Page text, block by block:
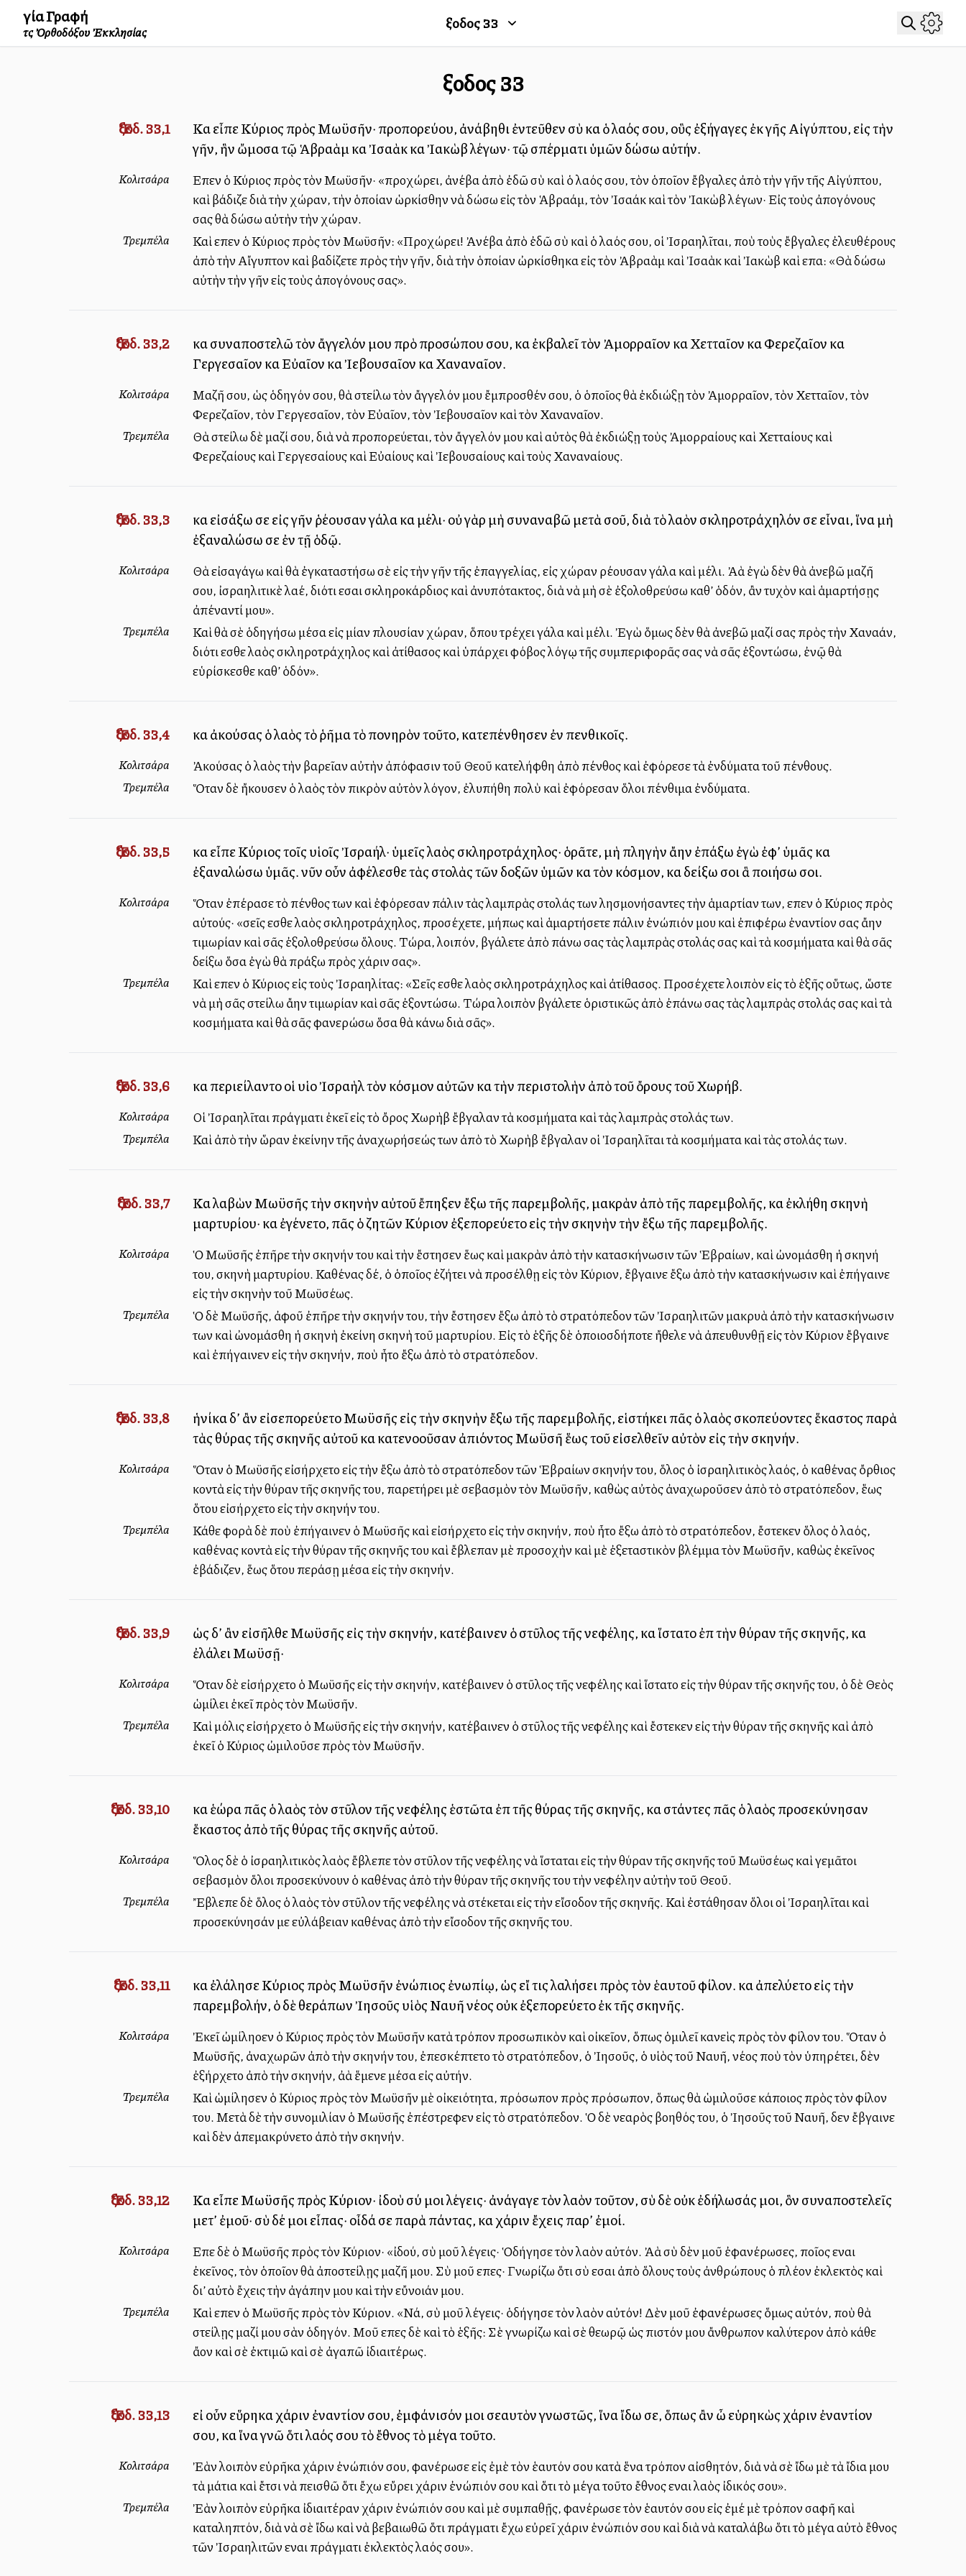
Ἁγία Γραφή
τῆς Ὀρθοδόξου Ἐκκλησίας Ἔξοδος 33
Ἔξοδος33
Ἔξοδ. 33,1
Καὶ εἶπε Κύριος πρὸς Μωϋσῆν· προπορεύου, ἀνάβηθι ἐντεῦθεν σὺ καὶ ὁ λαός σου, οὓς ἐξήγαγες ἐκ γῆς Αἰγύπτου, εἰς τὴν
γῆν, ἣν ὤμοσα τῷ Ἁβραὰμ καὶ Ἰσαὰκ καὶ Ἰακὼβ λέγων· τῷ σπέρματι ὑμῶν δώσω αὐτήν.
Κολιτσάρα
Εἶπεν ὁ Κύριος πρὸς τὸν Μωϋσῆν· «προχώρει, ἀνέβα ἀπὸ ἐδῶ σὺ καὶ ὁ λαός σου, τὸν ὁποῖον ἔβγαλες ἀπὸ τὴν γῆν τῆς Αἰγύπτου,
καὶ βάδιζε διὰ τὴν χώραν, τὴν ὁποίαν ὡρκίσθην νὰ δώσω εἰς τὸν Ἁβραάμ, τὸν Ἰσαάκ καὶ τὸν Ἰακὼβ λέγων· Εἰς τοὺς ἀπογόνους
σας θὰ δώσω αὐτὴν τὴν χώραν.
Τρεμπέλα
Καὶ εἶπεν ὁ Κύριος πρὸς τὸν Μωϋσῆν: «Προχώρει! Ἀνέβα ἀπὸ ἐδῶ σὺ καὶ ὁ λαός σου, οἱ Ἰσραηλῖται, ποὺ τοὺς ἔβγαλες ἐλευθέρους
ἀπὸ τὴν Αἴγυπτον καὶ βαδίζετε πρὸς τὴν γῆν, διὰ τὴν ὁποίαν ὠρκίσθηκα εἰς τὸν Ἀβραὰμ καὶ Ἰσαὰκ καὶ Ἰακὼβ καὶ εἶπα: «Θὰ δώσω
αὐτὴν τὴν γῆν εἰς τοὺς ἀπογόνους σας».
Ἔξοδ. 33,2
καὶ συναποστελῶ τὸν ἄγγελόν μου πρὸ προσώπου σου, καὶ ἐκβαλεῖ τὸν Ἀμορραῖον καὶ Χετταῖον καὶ Φερεζαῖον καὶ
Γεργεσαῖον καὶ Εὐαῖον καὶ Ἰεβουσαῖον καὶ Χαναναῖον.
Κολιτσάρα
Μαζῆ σου, ὡς ὁδηγόν σου, θὰ στείλω τὸν ἄγγελόν μου ἔμπροσθέν σου, ὁ ὁποῖος θὰ ἐκδιώξῃ τὸν Ἀμορραῖον, τὸν Χετταῖον, τὸν
Φερεζαῖον, τὸν Γεργεσαῖον, τὸν Εὐαῖον, τὸν Ἰεβουσαῖον καὶ τὸν Χαναναῖον.
Τρεμπέλα
Θὰ στείλω δὲ μαζί σου, διὰ νὰ προπορεύεται, τὸν ἄγγελόν μου καὶ αὐτὸς θὰ ἐκδιώξῃ τοὺς Ἀμορραίους καὶ Χετταίους καὶ
Φερεζαίους καὶ Γεργεσαίους καὶ Εὐαίους καὶ Ἰεβουσαίους καὶ τοὺς Χαναναίους.
Ἔξοδ. 33,3
καὶ εἰσάξω σε εἰς γῆν ῥέουσαν γάλα καὶ μέλι· οὐ γὰρ μὴ συναναβῶ μετὰ σοῦ, διὰ τὸ λαὸν σκληροτράχηλόν σε εἶναι, ἵνα μὴ
ἐξαναλώσω σε ἐν τῇ ὁδῷ.
Κολιτσάρα
Θὰ εἰσαγάγω καὶ θὰ ἐγκαταστήσω σὲ εἰς τὴν γῆν τῆς ἐπαγγελίας, εἰς χώραν ρέουσαν γάλα καὶ μέλι. Ἀλλὰ ἐγὼ δὲν θὰ ἀνεβῶ μαζῆ
σου, ἰσραηλιτικὲ λαέ, διότι εἶσαι σκληροκάρδιος καὶ ἀνυπότακτος, διὰ νὰ μὴ σὲ ἐξολοθρεύσω καθ’ ὁδόν, ἂν τυχὸν καὶ ἁμαρτήσῃς
ἀπέναντί μου».
Τρεμπέλα
Καὶ θὰ σὲ ὁδηγήσω μέσα εἰς μίαν πλουσίαν χώραν, ὅπου τρέχει γάλα καὶ μέλι. Ἐγὼ ὅμως δὲν θὰ ἀνεβῶ μαζί σας πρὸς τὴν Χαναάν,
διότι εἶσθε λαὸς σκληροτράχηλος καὶ ἀτίθασος καὶ ὑπάρχει φόβος λόγῳ τῆς συμπεριφορᾶς σας νὰ σᾶς ἐξοντώσω, ἐνῷ θὰ
εὑρίσκεσθε καθ’ ὁδόν».
Ἔξοδ. 33,4 καὶ ἀκούσας ὁ λαὸς τὸ ῥῆμα τὸ πονηρὸν τοῦτο, κατεπένθησεν ἐν πενθικοῖς.
Κολιτσάρα Ἀκούσας ὁ λαὸς τὴν βαρεῖαν αὐτὴν ἀπόφασιν τοῦ Θεοῦ κατελήφθη ἀπὸ πένθος καὶ ἐφόρεσε τὰ ἐνδύματα τοῦ πένθους.
Τρεμπέλα Ὅταν δὲ ἤκουσεν ὁ λαὸς τὸν πικρὸν αὐτὸν λόγον, ἐλυπήθη πολὺ καὶ ἐφόρεσαν ὅλοι πένθιμα ἐνδύματα.
Ἔξοδ. 33,5
καὶ εἶπε Κύριος τοῖς υἱοῖς Ἰσραήλ· ὑμεῖς λαὸς σκληροτράχηλος· ὁρᾶτε, μὴ πληγὴν ἄλλην ἐπάξω ἐγὼ ἐφ’ ὑμᾶς καὶ
ἐξαναλώσω ὑμᾶς. νῦν οὖν ἀφέλεσθε τὰς στολὰς τῶν δοξῶν ὑμῶν καὶ τὸν κόσμον, καὶ δείξω σοι ἃ ποιήσω σοι.
Κολιτσάρα
Ὅταν ἐπέρασε τὸ πένθος των καὶ ἐφόρεσαν πάλιν τὰς λαμπρὰς στολάς των λησμονήσαντες τὴν ἁμαρτίαν των, εἶπεν ὁ Κύριος πρὸς
αὐτούς· «σεῖς εἶσθε λαὸς σκληροτράχηλος, προσέχετε, μήπως καὶ ἁμαρτήσετε πάλιν ἐνώπιόν μου καὶ ἐπιφέρω ἐναντίον σας ἄλλην
τιμωρίαν καὶ σᾶς ἐξολοθρεύσω ὅλους. Τώρα, λοιπόν, βγάλετε ἀπὸ πάνω σας τὰς λαμπρὰς στολάς σας καὶ τὰ κοσμήματα καὶ θὰ σᾶς
δείξω ὅσα ἐγὼ θὰ πράξω πρὸς χάριν σας».
Τρεμπέλα
Καὶ εἶπεν ὁ Κύριος εἰς τοὺς Ἰσραηλίτας: «Σεῖς εἶσθε λαὸς σκληροτράχηλος καὶ ἀτίθασος. Προσέχετε λοιπὸν εἰς τὸ ἑξῆς οὕτως, ὥστε
νὰ μὴ σᾶς στείλω ἄλλην τιμωρίαν καὶ σᾶς ἐξοντώσω. Τώρα λοιπὸν βγάλετε ὁριστικῶς ἀπὸ ἐπάνω σας τὰς λαμπρὰς στολάς σας καὶ τὰ
κοσμήματα καὶ θὰ σᾶς φανερώσω ὅσα θὰ κάνω διὰ σᾶς».
Ἔξοδ. 33,6 καὶ περιείλαντο οἱ υἱοὶ Ἰσραὴλ τὸν κόσμον αὐτῶν καὶ τὴν περιστολὴν ἀπὸ τοῦ ὄρους τοῦ Χωρήβ.
Κολιτσάρα Οἱ Ἰσραηλῖται πράγματι ἐκεῖ εἰς τὸ ὄρος Χωρὴβ ἔβγαλαν τὰ κοσμήματα καὶ τὰς λαμπρὰς στολάς των.
Τρεμπέλα Καὶ ἀπὸ τὴν ὥραν ἐκείνην τῆς ἀναχωρήσεώς των ἀπὸ τὸ Χωρὴβ ἔβγαλαν οἱ Ἰσραηλῖται τὰ κοσμήματα καὶ τὰς στολάς των.
Ἔξοδ. 33,7
Καὶ λαβὼν Μωϋσῆς τὴν σκηνὴν αὐτοῦ ἔπηξεν ἔξω τῆς παρεμβολῆς, μακρὰν ἀπὸ τῆς παρεμβολῆς, καὶ ἐκλήθη σκηνὴ
μαρτυρίου· καὶ ἐγένετο, πᾶς ὁ ζητῶν Κύριον ἐξεπορεύετο εἰς τὴν σκηνὴν τὴν ἔξω τῆς παρεμβολῆς.
Κολιτσάρα
Ὁ Μωϋσῆς ἐπῆρε τὴν σκηνήν του καὶ τὴν ἔστησεν ἕως καὶ μακρὰν ἀπὸ τὴν κατασκήνωσιν τῶν Ἑβραίων, καὶ ὠνομάσθη ἡ σκηνή
του, σκηνὴ μαρτυρίου. Καθένας δέ, ὁ ὁποῖος ἐζήτει νὰ προσέλθῃ εἰς τὸν Κύριον, ἔβγαινε ἔξω ἀπὸ τὴν κατασκήνωσιν καὶ ἐπήγαινε
εἰς τὴν σκηνὴν τοῦ Μωϋσέως.
Τρεμπέλα
Ὁ δὲ Μωϋσῆς, ἀφοῦ ἐπῆρε τὴν σκηνήν του, τὴν ἔστησεν ἔξω ἀπὸ τὸ στρατόπεδον τῶν Ἰσραηλιτῶν μακρυὰ ἀπὸ τὴν κατασκήνωσιν
των καὶ ὠνομάσθη ἡ σκηνὴ ἐκείνη σκηνὴ τοῦ μαρτυρίου. Εἰς τὸ ἑξῆς δὲ ὁποιοσδήποτε ἤθελε νὰ ἀπευθυνθῇ εἰς τὸν Κύριον ἔβγαινε
καὶ ἐπήγαινεν εἰς τὴν σκηνήν, ποὺ ἦτο ἔξω ἀπὸ τὸ στρατόπεδον.
Ἔξοδ. 33,8
ἡνίκα δ’ ἂν εἰσεπορεύετο Μωϋσῆς εἰς τὴν σκηνὴν ἔξω τῆς παρεμβολῆς, εἱστήκει πᾶς ὁ λαὸς σκοπεύοντες ἕκαστος παρὰ
τὰς θύρας τῆς σκηνῆς αὐτοῦ καὶ κατενοοῦσαν ἀπιόντος Μωϋσῆ ἕως τοῦ εἰσελθεῖν αὐτὸν εἰς τὴν σκηνήν.
Κολιτσάρα
Ὅταν ὁ Μωϋσῆς εἰσήρχετο εἰς τὴν ἔξω ἀπὸ τὸ στρατόπεδον τῶν Ἑβραίων σκηνήν του, ὅλος ὁ ἰσραηλιτικὸς λαός, ὁ καθένας ὄρθιος
κοντὰ εἰς τὴν θύραν τῆς σκηνῆς του, παρετήρει μὲ σεβασμὸν τὸν Μωϋσῆν, καθὼς αὐτὸς ἀναχωροῦσεν ἀπὸ τὸ στρατόπεδον, ἕως
ὅτου εἰσήρχετο εἰς τὴν σκηνήν του.
Τρεμπέλα
Κάθε φορὰ δὲ ποὺ ἐπήγαινεν ὁ Μωϋσῆς καὶ εἰσήρχετο εἰς τὴν σκηνήν, ποὺ ἦτο ἔξω ἀπὸ τὸ στρατόπεδον, ἔστεκεν ὅλος ὁ λαός,
καθένας κοντὰ εἰς τὴν θύραν τῆς σκηνῆς του καὶ ἔβλεπαν μὲ προσοχὴν καὶ μὲ ἐξεταστικὸν βλέμμα τὸν Μωϋσῆν, καθὼς ἐκεῖνος
ἐβάδιζεν, ἕως ὅτου περάσῃ μέσα εἰς τὴν σκηνήν.
Ἔξοδ. 33,9
ὡς δ’ ἂν εἰσῆλθε Μωϋσῆς εἰς τὴν σκηνήν, κατέβαινεν ὁ στῦλος τῆς νεφέλης, καὶ ἵστατο ἐπὶ τὴν θύραν τῆς σκηνῆς, καὶ
ἐλάλει Μωϋσῇ·
Κολιτσάρα
Ὅταν δὲ εἰσήρχετο ὁ Μωϋσῆς εἰς τὴν σκηνήν, κατέβαινεν ὁ στῦλος τῆς νεφέλης καὶ ἵστατο εἰς τὴν θύραν τῆς σκηνῆς του, ὁ δὲ Θεὸς
ὡμίλει ἐκεῖ πρὸς τὸν Μωϋσῆν.
Τρεμπέλα
Καὶ μόλις εἰσήρχετο ὁ Μωϋσῆς εἰς τὴν σκηνήν, κατέβαινεν ὁ στῦλος τῆς νεφέλης καὶ ἔστεκεν εἰς τὴν θύραν τῆς σκηνῆς καὶ ἀπὸ
ἐκεῖ ὁ Κύριος ὠμιλοῦσε πρὸς τὸν Μωϋσῆν.
Ἔξοδ. 33,10
καὶ ἑώρα πᾶς ὁ λαὸς τὸν στῦλον τῆς νεφέλης ἑστῶτα ἐπὶ τῆς θύρας τῆς σκηνῆς, καὶ στάντες πᾶς ὁ λαὸς προσεκύνησαν
ἕκαστος ἀπὸ τῆς θύρας τῆς σκηνῆς αὐτοῦ.
Κολιτσάρα
Ὅλος δὲ ὁ ἰσραηλιτικὸς λαὸς ἔβλεπε τὸν στῦλον τῆς νεφέλης νὰ ἵσταται εἰς τὴν θύραν τῆς σκηνῆς τοῦ Μωϋσέως καὶ γεμᾶτοι
σεβασμὸν ὅλοι προσεκύνουν ὁ καθένας ἀπὸ τὴν θύραν τῆς σκηνῆς του τὴν νεφέλην αὐτὴν τοῦ Θεοῦ.
Τρεμπέλα
Ἔβλεπε δὲ ὅλος ὁ λαὸς τὸν στῦλον τῆς νεφέλης νὰ στέκεται εἰς τὴν εἴσοδον τῆς σκηνῆς. Καὶ ἐστάθησαν ὅλοι οἱ Ἰσραηλῖται καὶ
προσεκύνησάν με εὐλάβειαν καθένας ἀπὸ τὴν εἴσοδον τῆς σκηνῆς του.
Ἔξοδ. 33,11
καὶ ἐλάλησε Κύριος πρὸς Μωϋσῆν ἐνώπιος ἐνωπίῳ, ὡς εἴ τις λαλήσει πρὸς τὸν ἑαυτοῦ φίλον. καὶ ἀπελύετο εἰς τὴν
παρεμβολήν, ὁ δὲ θεράπων Ἰησοῦς υἱὸς Ναυῆ νέος οὐκ ἐξεπορεύετο ἐκ τῆς σκηνῆς.
Κολιτσάρα
Ἐκεῖ ὠμίληοεν ὁ Κύριος πρὸς τὸν Μωϋσῆν κατὰ τρόπον προσωπικὸν καὶ οἰκεῖον, ὅπως ὁμιλεῖ κανεὶς πρὸς τὸν φίλον του. Ὅταν ὁ
Μωϋσῆς, ἀναχωρῶν ἀπὸ τὴν σκηνήν του, ἐπεσκέπτετο τὸ στρατόπεδον, ὁ Ἰησοῦς, ὁ υἱὸς τοῦ Ναυῆ, νέος ποὺ τὸν ὑπηρέτει, δὲν
ἐξήρχετο ἀπὸ τὴν σκηνήν, ἀλλὰ ἕμενε μέσα εἰς αὐτήν.
Τρεμπέλα
Καὶ ὡμίλησεν ὁ Κύριος πρὸς τὸν Μωϋσῆν μὲ οἰκειότητα, πρόσωπον πρὸς πρόσωπον, ὅπως θὰ ὡμιλοῦσε κάποιος πρὸς τὸν φίλον
του. Μετὰ δὲ τὴν συνομιλίαν ὁ Μωϋσῆς ἐπέστρεφεν εἰς τὸ στρατόπεδον. Ὁ δὲ νεαρὸς βοηθός του, ὁ Ἰησοῦς τοῦ Ναυῆ, δεν ἔβγαινε
καὶ δὲν ἀπεμακρύνετο ἀπὸ τὴν σκηνήν.
Ἔξοδ. 33,12
Καὶ εἶπε Μωϋσῆς πρὸς Κύριον· ἰδοὺ σύ μοι λέγεις· ἀνάγαγε τὸν λαὸν τοῦτον, σὺ δὲ οὐκ ἐδήλωσάς μοι, ὃν συναποστελεῖς
μετ’ ἐμοῦ· σὺ δέ μοι εἶπας· οἶδά σε παρὰ πάντας, καὶ χάριν ἔχεις παρ’ ἐμοί.
Κολιτσάρα
Εἶπε δὲ ὁ Μωϋσῆς πρὸς τὸν Κύριον· «ἰδού, σὺ μοῦ λέγεις· Ὁδήγησε τὸν λαὸν αὐτόν. Ἀλλὰ σὺ δὲν μοῦ ἐφανέρωσες, ποῖος εἶναι
ἐκεῖνος, τὸν ὁποῖον θὰ ἀποστείλῃς μαζῆ μου. Σὺ μοῦ εἶπες· Γνωρίζω ὅτι σὺ εἶσαι ἀπὸ ὅλους τοὺς ἀνθρώπους ὁ πλέον ἐκλεκτὸς καὶ
δι’ αὐτὸ ἔχεις τὴν ἀγάπην μου καὶ τὴν εὔνοιάν μου.
Τρεμπέλα
Καὶ εἶπεν ὁ Μωϋσῆς πρὸς τὸν Κύριον. «Νά, σὺ μοῦ λέγεις· ὁδήγησε τὸν λαὸν αὐτόν! Δὲν μοῦ ἐφανέρωσες ὅμως αὐτόν, ποὺ θὰ
στείλῃς μαζί μου σὰν ὁδηγόν. Μοῦ εἶπες δὲ καὶ τὸ ἑξῆς: Σὲ γνωρίζω καὶ σὲ θεωρῷ ὡς πιστόν μου ἄνθρωπον καλύτερον ἀπὸ κάθε
ἄλλον καὶ σὲ ἐκτιμῶ καὶ σὲ ἀγαπῶ ἰδιαιτέρως.
Ἔξοδ. 33,13
εἰ οὖν εὕρηκα χάριν ἐναντίον σου, ἐμφάνισόν μοι σεαυτὸν γνωστῶς, ἵνα ἴδω σε, ὅπως ἂν ὦ εὑρηκὼς χάριν ἐναντίον
σου, καὶ ἵνα γνῶ ὅτι λαός σου τὸ ἔθνος τὸ μέγα τοῦτο.
Κολιτσάρα
Ἐὰν λοιπὸν εὑρῆκα χάριν ἐνώπιόν σου, φανέρωσε εἰς ἐμὲ τὸν ἑαυτόν σου κατὰ ἕνα τρόπον αἰσθητόν, διὰ νὰ σὲ ἴδω μὲ τὰ ἴδια μου
τὰ μάτια καὶ ἔτσι νὰ πεισθῶ ὅτι ἔχω εὔρει χάριν ἐνώπιόν σου καὶ ὅτι τὸ μέγα τοῦτο ἔθνος εἶναι λαὸς ἰδικός σου».
Τρεμπέλα
Ἐὰν λοιπὸν εὑρῆκα ἰδιαιτέραν χάριν ἐνώπιόν σου καὶ μὲ συμπαθῇς, φανέρωσε τὸν ἑαυτόν σου εἰς ἐμέ μὲ τρόπον σαφῆ καὶ
καταληπτόν, διὰ νὰ σὲ ἴδω καὶ νὰ βεβαιωθῶ ὅτι πράγματι ἔχω εὐρεῖ χάριν ἐνώπιόν σου καὶ διὰ νὰ καταλάβω ὅτι τὸ μέγα αὐτὸ ἔθνος
τῶν Ἰσραηλιτῶν εἶναι πράγματι ἐκλεκτὸς λαός σου».